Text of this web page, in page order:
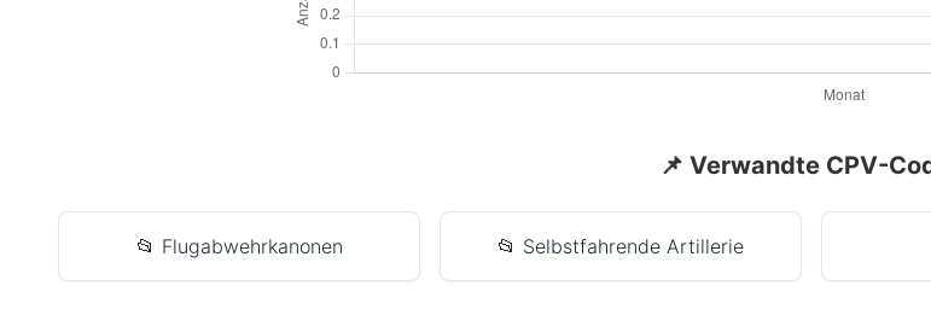
📌 Verwandte CPV-
📂 Flugabwehrkanonen 📂 Selbstfahrende Artillerie